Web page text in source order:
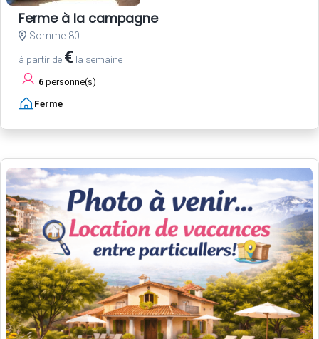
Ferme à la campagne
Somme 80
à partir de € la semaine
6 personne(s)
Ferme